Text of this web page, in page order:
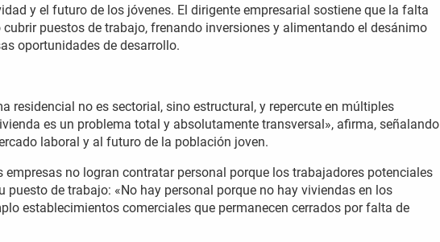
y el futuro de los jóvenes. El dirigente empresarial sostiene que la falta
puestos de trabajo, frenando inversiones y alimentando el desánimo
oportunidades de desarrollo.
residencial no es sectorial, sino estructural, y repercute en múltiples
es un problema total y absolutamente transversal», afirma, señalando
laboral y al futuro de la población joven.
empresas no logran contratar personal porque los trabajadores potenciales
puesto de trabajo: «No hay personal porque no hay viviendas en los
establecimientos comerciales que permanecen cerrados por falta de